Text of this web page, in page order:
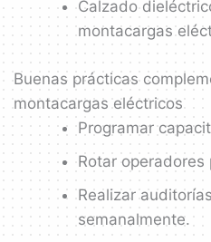
Calzado
montacargas
Buenas prácticas
montacargas eléctricos
Programar
Rotar
Realizar
semanalmente.